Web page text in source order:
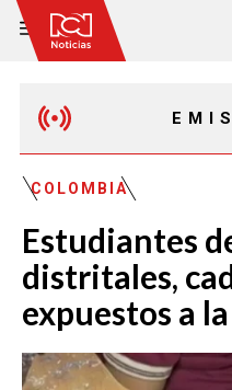
COLOMBIA
Estudiantes
distritales,
expuestos a